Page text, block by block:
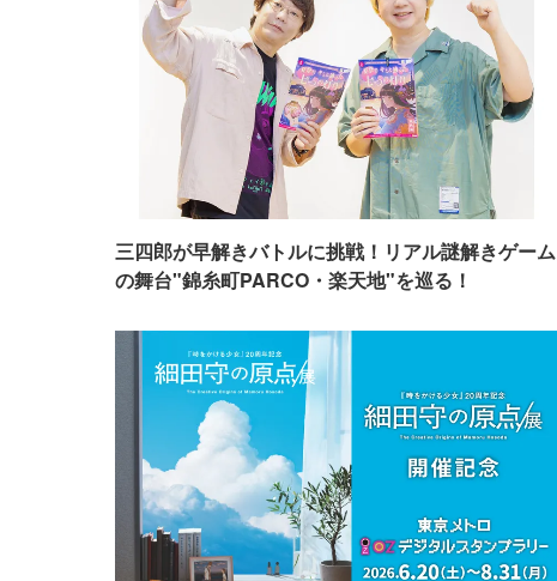
三四郎が早解きバトルに挑戦！リアル謎解きゲーム
の舞台"錦糸町PARCO・楽天地"を巡る！